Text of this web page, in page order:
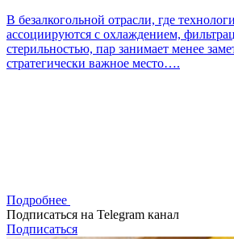
В безалкогольной отрасли, где
ассоциируются с охлаждением,
стерильностью, пар занимает менее
стратегически важное место….
Подробнее
Подписаться на Telegram канал
Подписаться